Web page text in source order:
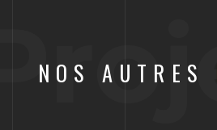
NOS AUTRES